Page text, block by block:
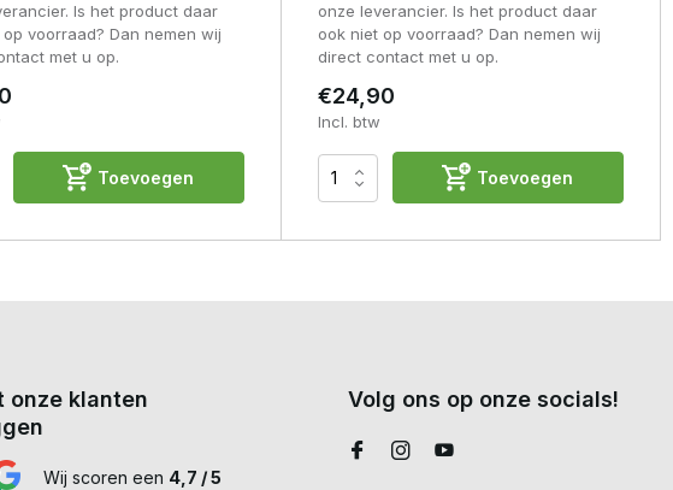
Is het product daar
voorraad? Dan nemen wij
met u op.
Toevoegen
onze leverancier. Is het product daar
ook niet op voorraad? Dan nemen wij
direct contact met u op.
€24,90
Incl. btw
Toevoegen
onze klanten
Wij scoren een 4,7 / 5
Volg ons op onze socials!